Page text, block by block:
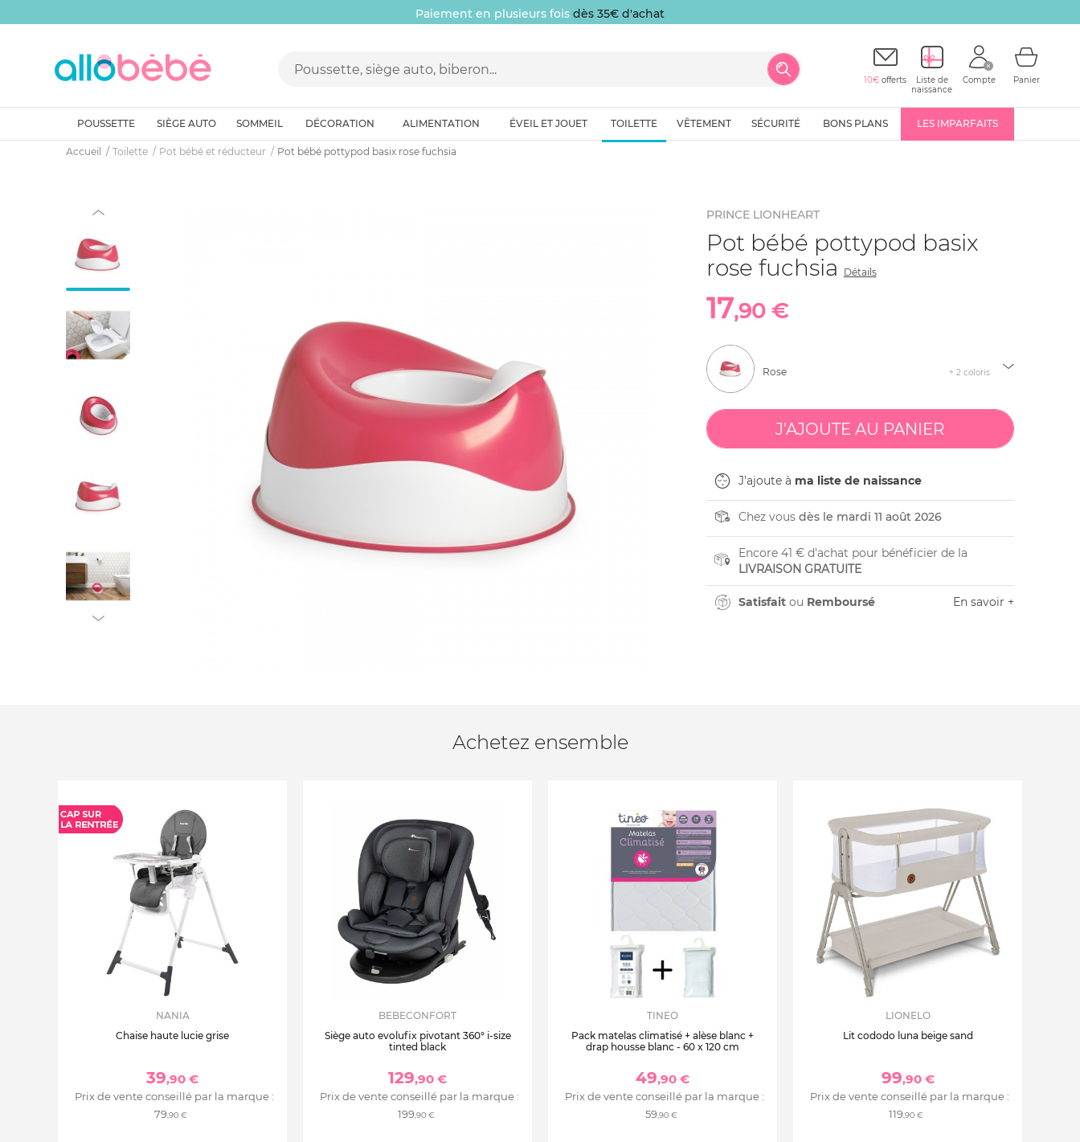
Paiement en plusieurs fois dès 35€ d'achat
10€ offerts
Liste de
naissance
Compte Panier
POUSSETTE SIÈGE AUTO SOMMEIL DÉCORATION ALIMENTATION ÉVEIL ET JOUET TOILETTE VÊTEMENT SÉCURITÉ BONS PLANS LES IMPARFAITS
Accueil Toilette Pot bébé et réducteur Pot bébé pottypod basix rose fuchsia
PRINCE LIONHEART
Pot bébé pottypod basix
rose fuchsia
Détails
17,90 €
Rose + 2 coloris
J'ajoute à ma liste de naissance
Chez vous dès le mardi 11 août 2026
Encore 41 € d'achat pour bénéficier de la
LIVRAISON GRATUITE
Satisfaitou Remboursé En savoir +
Achetez ensemble
NANIA
Chaise haute lucie grise
39,90 €
Prix de vente conseillé par la marque :
79,90 €
BEBECONFORT
Siège auto evolufix pivotant 360° i-size
tinted black
129,90 €
Prix de vente conseillé par la marque :
199,90 €
TINEO
Pack matelas climatisé + alèse blanc +
drap housse blanc - 60 x 120 cm
49,90 €
Prix de vente conseillé par la marque :
59,90 €
LIONELO
Lit cododo luna beige sand
99,90 €
Prix de vente conseillé par la marque :
119,90 €